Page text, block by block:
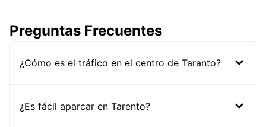
Preguntas Frecuentes
¿Cómo es el tráfico en el centro de Taranto?
¿Es fácil aparcar en Tarento?